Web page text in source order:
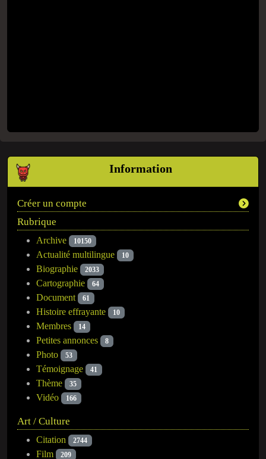
Information
Créer un compte
Rubrique
Archive 10150
Actualité multilingue 10
Biographie 2033
Cartographie 64
Document 61
Histoire effrayante 10
Membres 14
Petites annonces 8
Photo 53
Témoignage 41
Thème 35
Vidéo 166
Art / Culture
Citation 2744
Film 209